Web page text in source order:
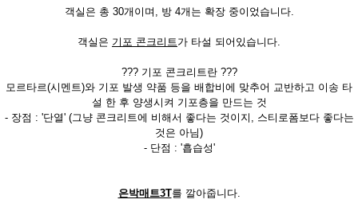
객실은 총 30개이며, 방 4개는 확장 중이었습니다.
객실은 기포 콘크리트가 타설 되어있습니다.
??? 기포 콘크리트란 ???
모르타르(시멘트)와 기포 발생 약품 등을 배합비에 맞추어 교반하고 이송 타
설 한 후 양생시켜 기포층을 만드는 것
- 장점 : '단열' (그냥 콘크리트에 비해서 좋다는 것이지, 스티로폼보다 좋다는
것은 아님)
- 단점 : '흡습성'
은박매트3T를 깔아줍니다.